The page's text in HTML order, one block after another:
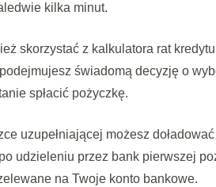
kilka minut.
skorzystać z kalkulatora rat
świadomą decyzję o
spłacić pożyczkę.
uzupełniającej możesz
udzieleniu przez bank pierwszej
na Twoje konto bankowe.